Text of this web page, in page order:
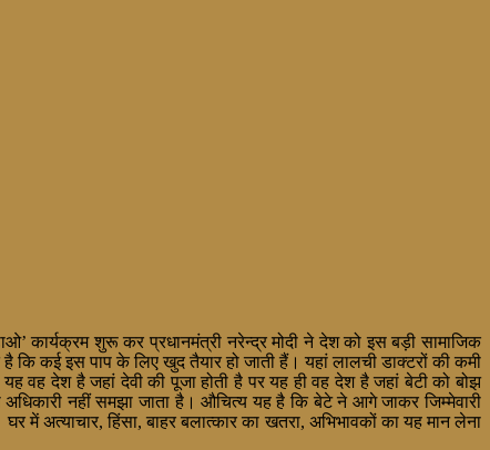
कार्यक्रम शुरू कर प्रधानमंत्री नरेन्द्र मोदी ने देश को इस बड़ी सामाजिक
कई इस पाप के लिए खुद तैयार हो जाती हैं। यहां लालची डाक्टरों की कमी
देश है जहां देवी की पूजा होती है पर यह ही वह देश है जहां बेटी को बोझ
नहीं समझा जाता है। औचित्य यह है कि बेटे ने आगे जाकर जिम्मेवारी
में अत्याचार, हिंसा, बाहर बलात्कार का खतरा, अभिभावकों का यह मान लेना